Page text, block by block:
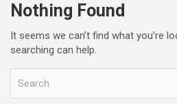
Nothing Found
It seems we can’t find what you’re
searching can help.